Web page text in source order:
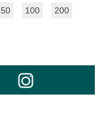
50 100 200